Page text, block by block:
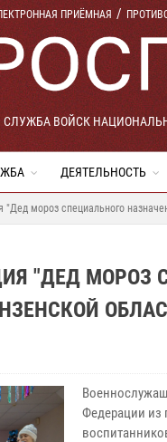
ПРИЁМНАЯ
СЛУЖБА ВОЙСК
ДЕЯТЕЛЬНОСТЬ
"Дед мороз специального
"ДЕД МОРОЗ
Федерации из